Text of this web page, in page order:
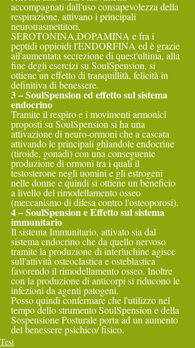
accompagnati dall'uso consapevolezza della
respirazione, attivano i principali
neurotrasmettitori,
SEROTONINA,DOPAMINA e fra i
peptidi oppioidi l'ENDORFINA ed è grazie
all'aumentata secrezione di quest'ultima, alla
fine degli esercizi su SoulSpension, si
ottiene un effetto di tranquillità, felicità in
definitiva di benessere.
3 – SoulSpension ed effetto sul sistema
endocrino
Tramite il respiro e i movimenti armonici
proposti su SoulSpension si ha una
attivazione di neuro-ormoni che a cascata
attivando le principali ghiandole endocrine
(tiroide, gonadi) con una conseguente
produzione di ormoni tra i quali il
testosterone negli uomini e gli estrogeni
nelle donne e quindi si ottiene un beneficio
a livello del rimodellamento osseo
(meccanismo di difesa contro l'osteoporosi).
4 – SoulSpension e Effetto sul sistema
immunitario
Il sistema Immunitario, attivato sia dal
sistema endocrino che da quello nervoso
tramite la produzione di interluchine agisce
sull'attività osteoclastica e osteblastica
favorendo il rimodellamento osseo. Inoltre
con la produzione di anticorpi si riducono le
infezioni da agenti patogeni.
Posso quindi confermare che l'utilizzo nel
tempo dello strumento SoulSpension e della
Sospensione Posturale porta ad un aumento
del benessere psichico/ fisico.
Tesi